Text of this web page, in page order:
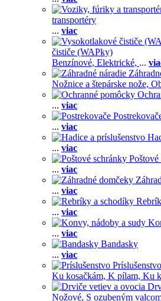
transportéry
... viac
čističe (WAPky)
Benzínové, Elektrické, ...
Nožnice a štepárske nože,
... viac
... viac
... viac
... viac
... viac
... viac
... viac
Bandasky
... viac
Príslušenstvo
Ku kosačkám, K pílam, Ku
Nožové, S ozubeným